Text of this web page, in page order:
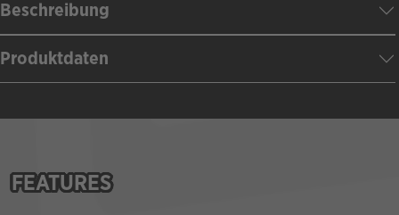
Beschreibung
Produktdaten
FEATURES